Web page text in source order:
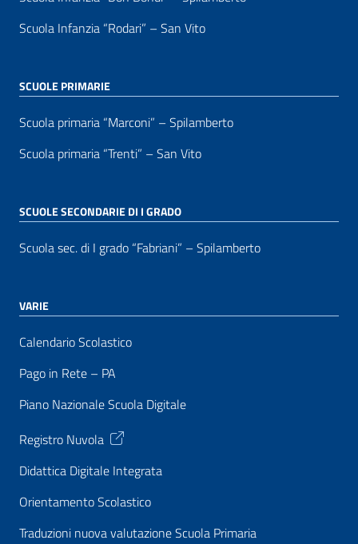
Scuola Infanzia “Rodari” – San Vito
SCUOLE PRIMARIE
Scuola primaria “Marconi” – Spilamberto
Scuola primaria “Trenti” – San Vito
SCUOLE SECONDARIE DI I GRADO
Scuola sec. di I grado “Fabriani” – Spilamberto
VARIE
Calendario Scolastico
Pago in Rete – PA
Piano Nazionale Scuola Digitale
Registro Nuvola
Didattica Digitale Integrata
Orientamento Scolastico
Traduzioni nuova valutazione Scuola Primaria